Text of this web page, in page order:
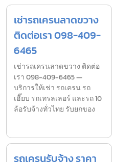
เช่ารถเครนลาดขวาง
ติดต่อเรา 098-409-
6465
เช่ารถเครนลาดขวาง ติดต่อ
เรา 098-409-6465 —
บริการให้เช่า รถเครน รถ
เฮี๊ยบ รถเทรลเลอร์ และรถ 10
ล้อรับจ้างทั่วไทย รับยกของ
รถเครนรับจ้าง ราคา